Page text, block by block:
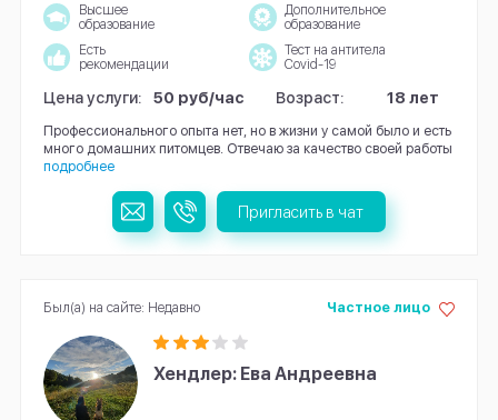
Высшее
образование
Дополнительное
образование
Есть
рекомендации
Тест на антитела
Covid-19
Цена услуги: 50 руб/час Возраст: 18 лет
Профессионального опыта нет, но в жизни у самой было и есть
много домашних питомцев. Отвечаю за качество своей работы
подробнее
Пригласить в чат
Хендлер: Ева Андреевна
Частное лицо
Был(а) на сайте: Недавно